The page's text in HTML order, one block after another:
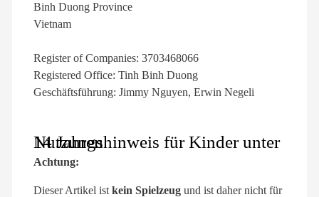
Binh Duong Province
Vietnam
Register of Companies: 3703468066
Registered Office: Tinh Binh Duong
Geschäftsführung: Jimmy Nguyen, Erwin Negeli
Nutzungshinweis für Kinder unter 14 Jahren
Achtung:
Dieser Artikel ist kein Spielzeug und ist daher nicht für